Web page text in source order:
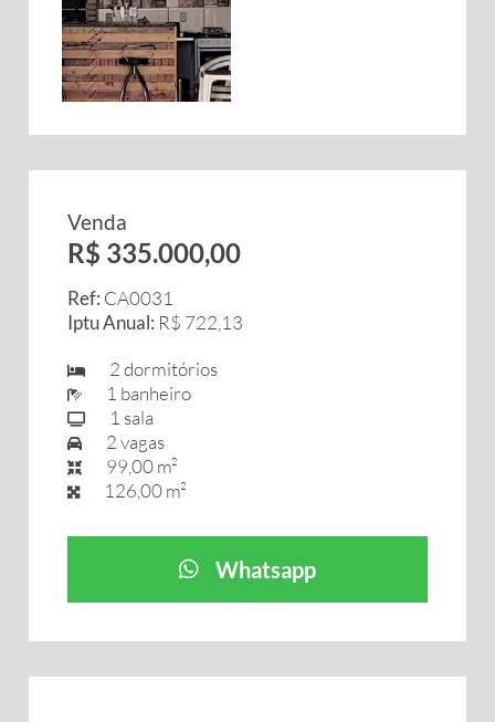
Venda
R$ 335.000,00
Ref: CA0031
Iptu Anual: R$ 722,13
2 dormitórios
1 banheiro
1 sala
2 vagas
99,00 m²
126,00 m²
Whatsapp